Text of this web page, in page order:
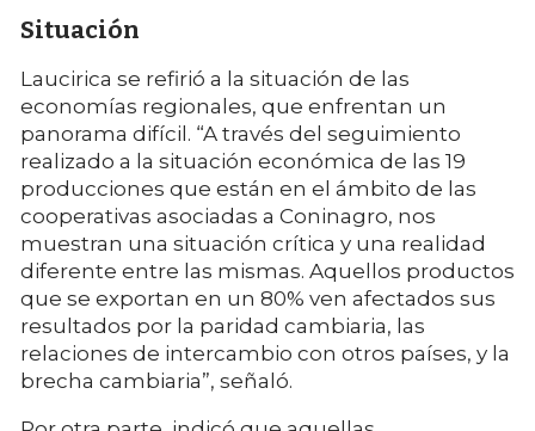
Situación
Laucirica se refirió a la situación de las
economías regionales, que enfrentan un
panorama difícil. “A través del seguimiento
realizado a la situación económica de las 19
producciones que están en el ámbito de las
cooperativas asociadas a Coninagro, nos
muestran una situación crítica y una realidad
diferente entre las mismas. Aquellos productos
que se exportan en un 80% ven afectados sus
resultados por la paridad cambiaria, las
relaciones de intercambio con otros países, y la
brecha cambiaria”, señaló.